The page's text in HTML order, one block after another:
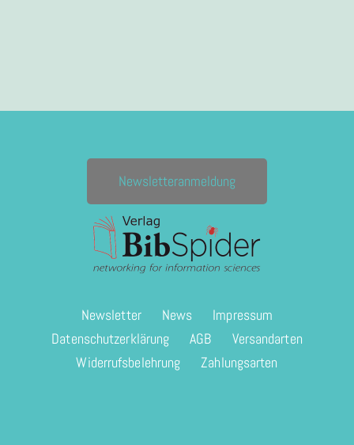
Newsletteranmeldung
Newsletter News
Impressum
Datenschutzerklärung
AGB
Versandarten
Widerrufsbelehrung
Zahlungsarten